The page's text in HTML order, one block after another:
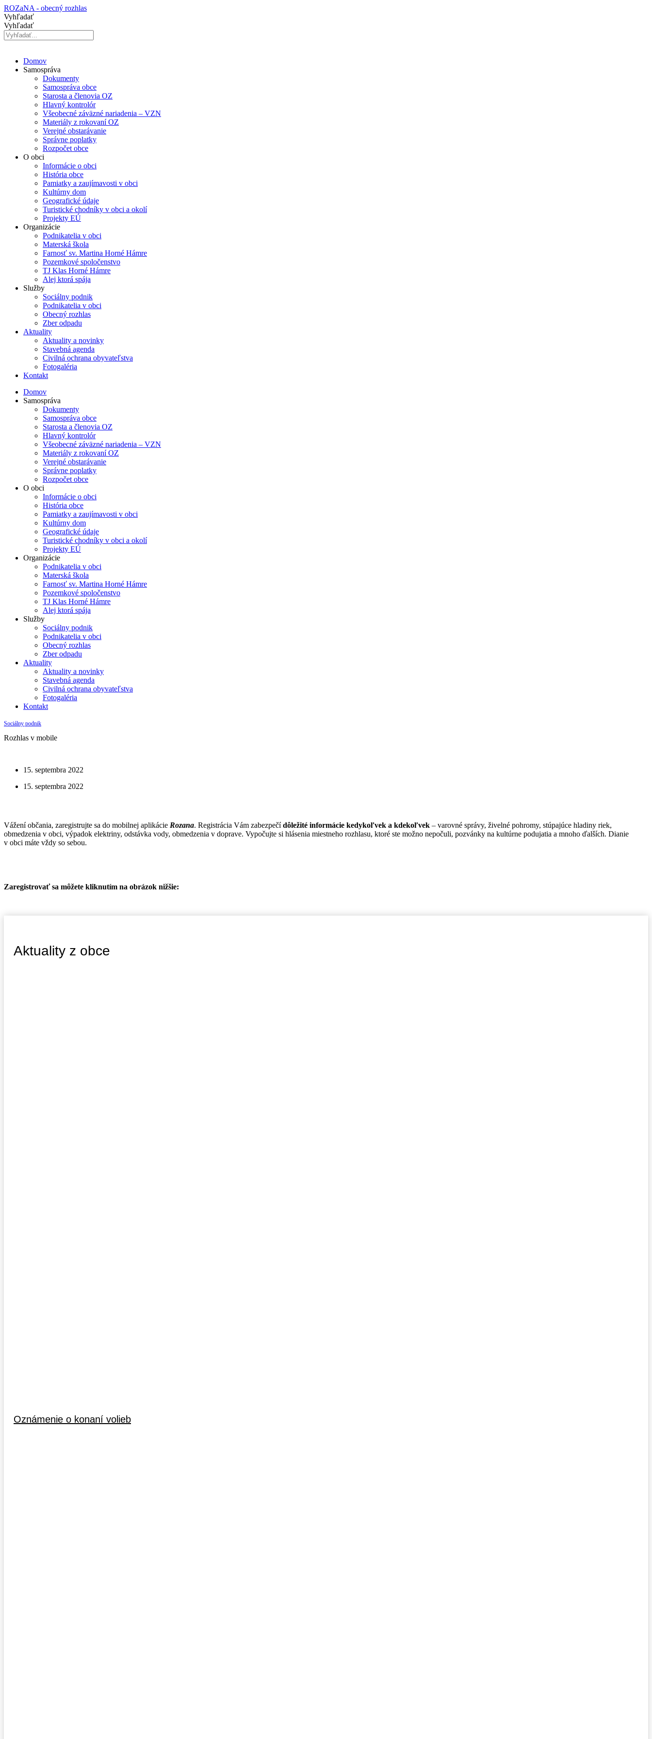
Preskočiť
na
obsah
ROZaNA - obecný rozhlas
Vyhľadať
Vyhľadať
Domov
Samospráva
Dokumenty
Samospráva obce
Starosta a členovia OZ
Hlavný kontrolór
Všeobecné záväzné nariadenia – VZN
Materiály z rokovaní OZ
Verejné obstarávanie
Správne poplatky
Rozpočet obce
O obci
Informácie o obci
História obce
Pamiatky a zaujímavosti v obci
Kultúrny dom
Geografické údaje
Turistické chodníky v obci a okolí
Projekty EÚ
Organizácie
Podnikatelia v obci
Materská škola
Farnosť sv. Martina Horné Hámre
Pozemkové spoločenstvo
TJ Klas Horné Hámre
Alej ktorá spája
Služby
Sociálny podnik
Podnikatelia v obci
Obecný rozhlas
Zber odpadu
Aktuality
Aktuality a novinky
Stavebná agenda
Civilná ochrana obyvateľstva
Fotogaléria
Kontakt
Domov
Samospráva
Dokumenty
Samospráva obce
Starosta a členovia OZ
Hlavný kontrolór
Všeobecné záväzné nariadenia – VZN
Materiály z rokovaní OZ
Verejné obstarávanie
Správne poplatky
Rozpočet obce
O obci
Informácie o obci
História obce
Pamiatky a zaujímavosti v obci
Kultúrny dom
Geografické údaje
Turistické chodníky v obci a okolí
Projekty EÚ
Organizácie
Podnikatelia v obci
Materská škola
Farnosť sv. Martina Horné Hámre
Pozemkové spoločenstvo
TJ Klas Horné Hámre
Alej ktorá spája
Služby
Sociálny podnik
Podnikatelia v obci
Obecný rozhlas
Zber odpadu
Aktuality
Aktuality a novinky
Stavebná agenda
Civilná ochrana obyvateľstva
Fotogaléria
Kontakt
Sociálny podnik
Rozhlas v mobile
15. septembra 2022
15. septembra 2022
Vážení občania, zaregistrujte sa do mobilnej aplikácie Rozana. Registrácia Vám zabezpečídôležité informácie kedykoľvek a kdekoľvek – varovné správy, živelné pohromy, stúpajúce hladiny riek,
obmedzenia v obci, výpadok elektriny, odstávka vody, obmedzenia v doprave. Vypočujte si hlásenia miestneho rozhlasu, ktoré ste možno nepočuli, pozvánky na kultúrne podujatia a mnoho ďalších. Dianie
v obci máte vždy so sebou.
Zaregistrovať sa môžete kliknutím na obrázok nižšie:
Aktuality z obce
Oznámenie o konaní volieb